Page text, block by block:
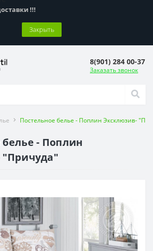
!!!
Закрыть
8(901) 284 00-37
Заказать звонок
Постельное белье - Поплин Эксклюзив-
- Поплин
"Причуда"